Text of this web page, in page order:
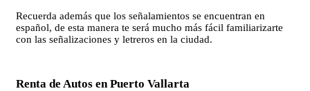
Recuerda además que los señalamientos se encuentran en
español, de esta manera te será mucho más fácil familiarizarte
con las señalizaciones y letreros en la ciudad.
Renta de Autos en Puerto Vallarta